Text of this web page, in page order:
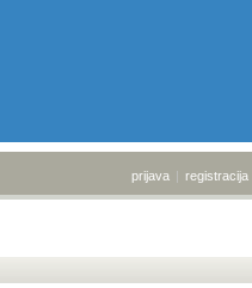
prijava | registracija